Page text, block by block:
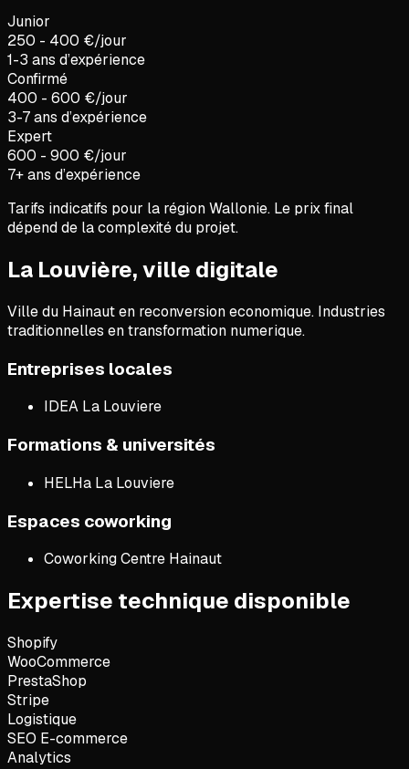
Junior
250 - 400 €/jour
1-3 ans d’expérience
Confirmé
400 - 600 €/jour
3-7 ans d’expérience
Expert
600 - 900 €/jour
7+ ans d’expérience
Tarifs indicatifs pour la régionWallonie. Le prix final
dépend de la complexité du projet.
La Louvière, ville digitale
Ville du Hainaut en reconversion economique. Industries
traditionnelles en transformation numerique.
Entreprises locales
IDEA La Louviere
Formations & universités
HELHa La Louviere
Espaces coworking
Coworking Centre Hainaut
Expertise technique disponible
Shopify
WooCommerce
PrestaShop
Stripe
Logistique
SEO E-commerce
Analytics